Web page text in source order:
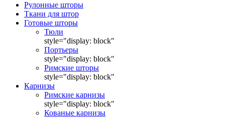
Рулонные шторы
Ткани для штор
Готовые шторы
Тюли
style="display: block"
Портьеры
style="display: block"
Римские шторы
style="display: block"
Карнизы
Римские карнизы
style="display: block"
Кованые карнизы